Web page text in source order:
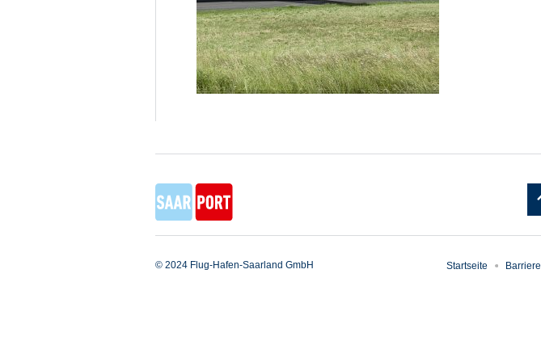
© 2024 Flug-Hafen-Saarland GmbH Startseite